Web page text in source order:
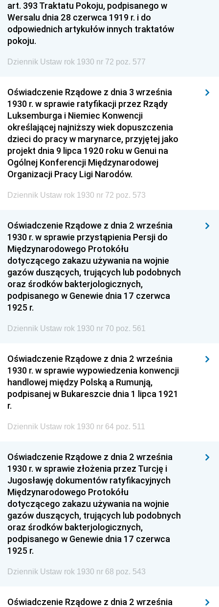
art. 393 Traktatu Pokoju, podpisanego w
Wersalu dnia 28 czerwca 1919 r. i do
odpowiednich artykułów innych traktatów
pokoju.
Dziennik Ustaw rok 1930 nr 72 poz. 577
Oświadczenie Rządowe z dnia 3 września
1930 r. w sprawie ratyfikacji przez Rządy
Luksemburga i Niemiec Konwencji
określającej najniższy wiek dopuszczenia
dzieci do pracy w marynarce, przyjętej jako
projekt dnia 9 lipca 1920 roku w Genui na
Ogólnej Konferencji Międzynarodowej
Organizacji Pracy Ligi Narodów.
Dziennik Ustaw rok 1930 nr 72 poz. 573
Oświadczenie Rządowe z dnia 2 września
1930 r. w sprawie przystąpienia Persji do
Międzynarodowego Protokółu
dotyczącego zakazu używania na wojnie
gazów duszących, trujących lub podobnych
oraz środków bakterjologicznych,
podpisanego w Genewie dnia 17 czerwca
1925 r.
Dziennik Ustaw rok 1930 nr 70 poz. 561
Oświadczenie Rządowe z dnia 2 września
1930 r. w sprawie wypowiedzenia konwencji
handlowej między Polską a Rumunją,
podpisanej w Bukareszcie dnia 1 lipca 1921
r.
Dziennik Ustaw rok 1930 nr 64 poz. 511
Oświadczenie Rządowe z dnia 2 września
1930 r. w sprawie złożenia przez Turcję i
Jugosławję dokumentów ratyfikacyjnych
Międzynarodowego Protokółu
dotyczącego zakazu używania na wojnie
gazów duszących, trujących lub podobnych
oraz środków bakterjologicznych,
podpisanego w Genewie dnia 17 czerwca
1925 r.
Dziennik Ustaw rok 1930 nr 68 poz. 543
Oświadczenie Rządowe z dnia 2 września